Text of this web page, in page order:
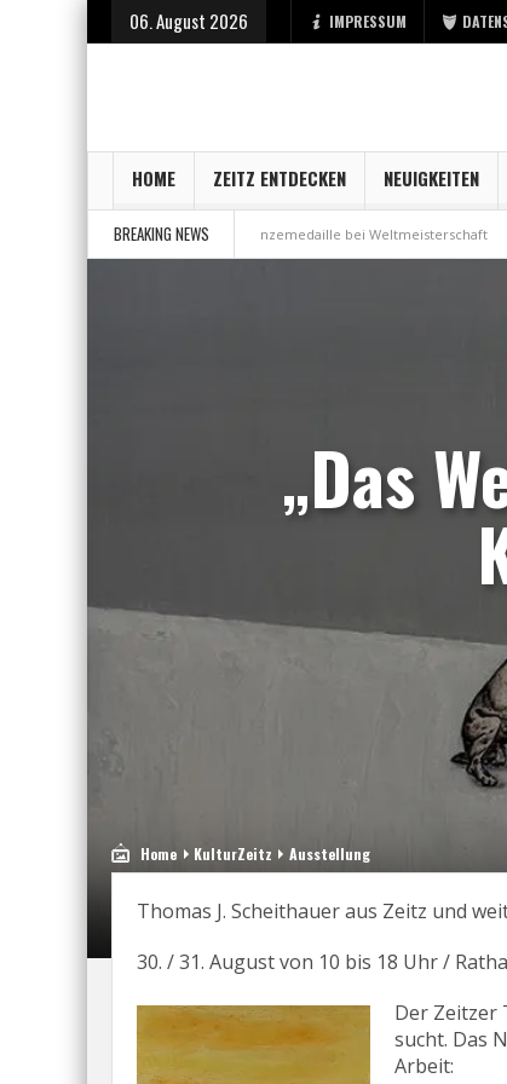
06. August 2026 IMPRESSUM
HOME ZEITZ ENTDECKEN NEUIGKEITEN
BREAKING NEWS
Bronzemedaille bei Weltmeisterschaft Aus
„Das
Home KulturZeitz Ausstellung
Thomas J. Scheithauer aus Zeitz und
30. / 31. August von 10 bis 18 Uhr /
Der Zeitzer
sucht. Das
Arbeit: